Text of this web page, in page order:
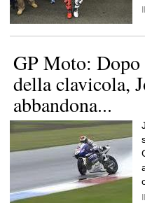
GP Moto: Dopo
della clavicola,
abbandona...